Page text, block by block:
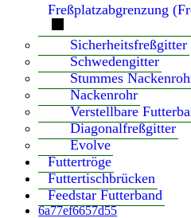
Freßplatzabgrenzung
Sicherheitsfreßgitter
Schwedengitter
Stummes
Nackenrohr
Verstellbare
Diagonalfreßgitter
Evolve
Futtertröge
Futtertischbrücken
Feedstar Futterband
6a77ef6657d55